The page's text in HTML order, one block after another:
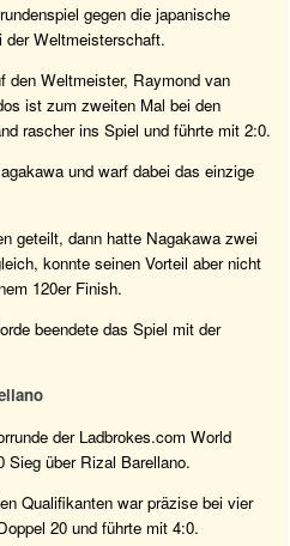
gegen die japanische
der Weltmeisterschaft.
den Weltmeister, Raymond van
ist zum zweiten Mal bei den
rascher ins Spiel und führte mit 2:0.
und warf dabei das einzige
geteilt, dann hatte Nagakawa zwei
konnte seinen Vorteil aber nicht
120er Finish.
beendete das Spiel mit der
der Ladbrokes.com World
Sieg über Rizal Barellano.
Qualifikanten war präzise bei vier
20 und führte mit 4:0.